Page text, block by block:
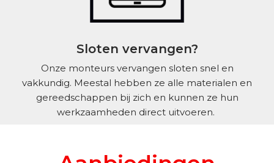
Sloten vervangen?
Onze monteurs vervangen sloten snel en
vakkundig. Meestal hebben ze alle materialen en
gereedschappen bij zich en kunnen ze hun
werkzaamheden direct uitvoeren.